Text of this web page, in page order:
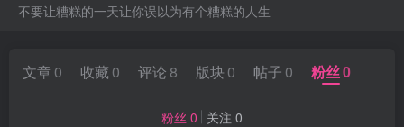
不要让糟糕的一天让你误以为有个糟糕的人生
文章 0 收藏 0 评论 8 版块 0 帖子 0 粉丝0
粉丝 0 关注 0